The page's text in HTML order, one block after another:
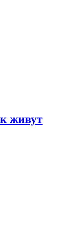
живут